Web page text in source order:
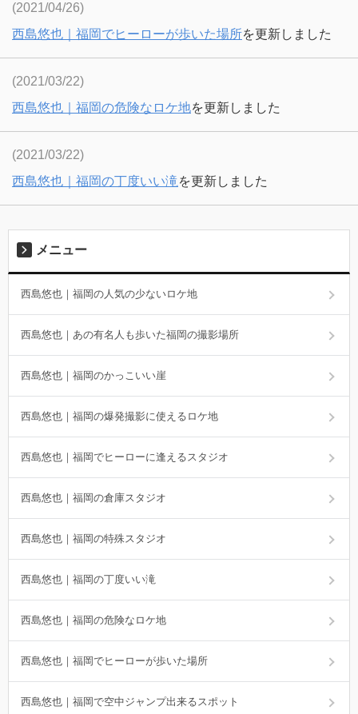
(2021/04/26)
西島悠也｜福岡でヒーローが歩いた場所を更新しました
(2021/03/22)
西島悠也｜福岡の危険なロケ地を更新しました
(2021/03/22)
西島悠也｜福岡の丁度いい滝を更新しました
メニュー
西島悠也｜福岡の人気の少ないロケ地
西島悠也｜あの有名人も歩いた福岡の撮影場所
西島悠也｜福岡のかっこいい崖
西島悠也｜福岡の爆発撮影に使えるロケ地
西島悠也｜福岡でヒーローに逢えるスタジオ
西島悠也｜福岡の倉庫スタジオ
西島悠也｜福岡の特殊スタジオ
西島悠也｜福岡の丁度いい滝
西島悠也｜福岡の危険なロケ地
西島悠也｜福岡でヒーローが歩いた場所
西島悠也｜福岡で空中ジャンプ出来るスポット